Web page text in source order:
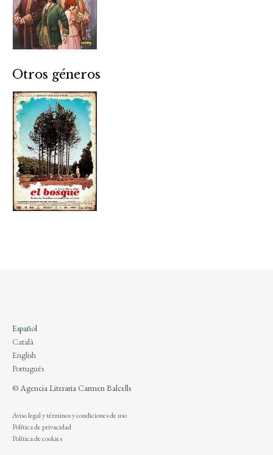
Otros géneros
Español
Català
English
Português
© Agencia Literaria Carmen Balcells
Aviso legal y términos y condiciones de uso
Política de privacidad
Política de cookies